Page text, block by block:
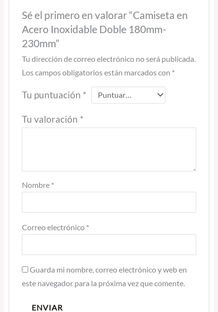
Sé el primero en valorar “Camiseta en
Acero Inoxidable Doble 180mm-
230mm”
Tu dirección de correo electrónico no será publicada.
Los campos obligatorios están marcados con *
Tu puntuación *
Tu valoración *
Nombre *
Correo electrónico *
Guarda mi nombre, correo electrónico y web en
este navegador para la próxima vez que comente.